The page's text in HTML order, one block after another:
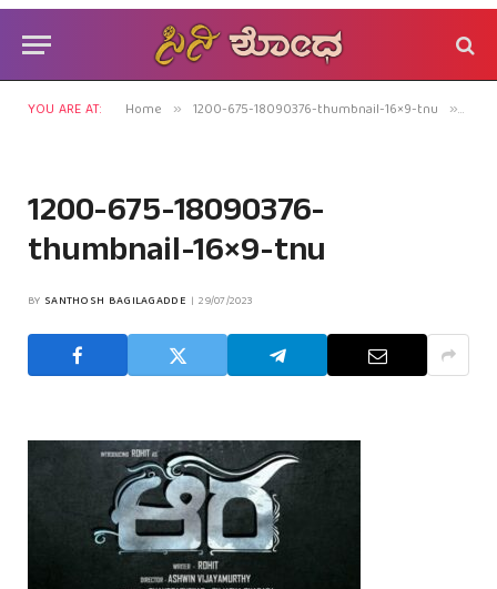
YOU ARE AT: Home » 1200-675-18090376-thumbnail-16×9-tnu »
1200-675-18090376-
thumbnail-16×9-tnu
BY SANTHOSH BAGILAGADDE 29/07/2023